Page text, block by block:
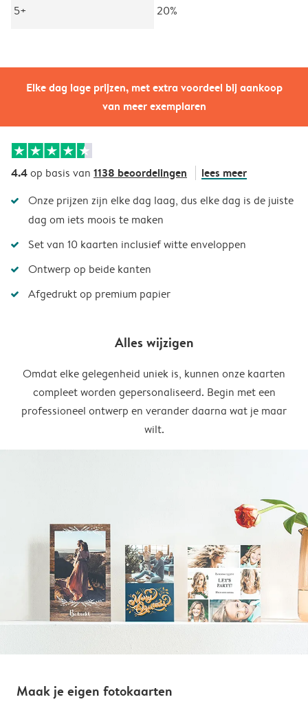
Elke dag lage prijzen, met extra voordeel bij aankoop
van meer exemplaren
5+
20%
4.4op basis van 1138 beoordelingen lees meer
Onze prijzen zijn elke dag laag, dus elke dag is de juiste
dag om iets moois te maken
Set van 10 kaarten inclusief witte enveloppen
Ontwerp op beide kanten
Afgedrukt op premium papier
Alles wijzigen
Omdat elke gelegenheid uniek is, kunnen onze kaarten
compleet worden gepersonaliseerd. Begin met een
professioneel ontwerp en verander daarna wat je maar
wilt.
Maak je eigen fotokaarten